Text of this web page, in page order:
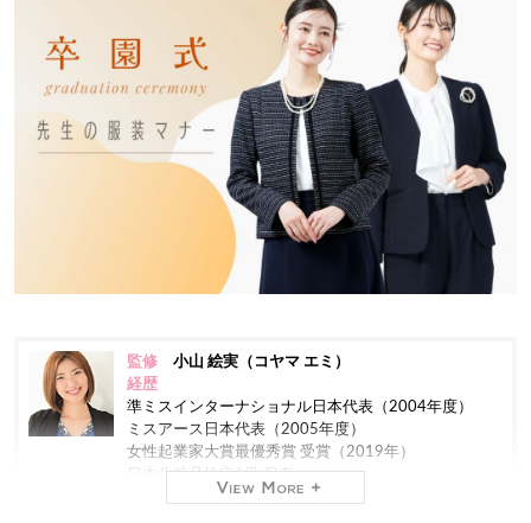
監修 小山 絵実（コヤマ エミ）
経歴
準ミスインターナショナル日本代表（2004年度）
ミスアース日本代表（2005年度）
女性起業家大賞最優秀賞 受賞（2019年）
日本化粧品検定1級 保有